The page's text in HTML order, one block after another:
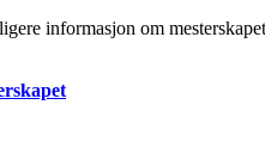
informasjon om mesterskapet